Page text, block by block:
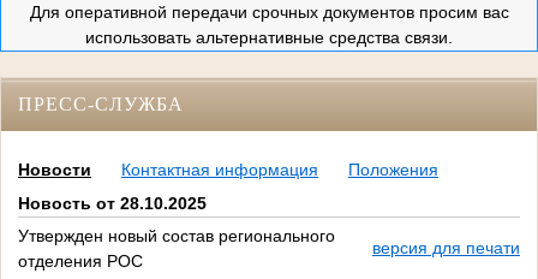
Для оперативной передачи срочных документов просим вас
использовать альтернативные средства связи.
ПРЕСС-СЛУЖБА
Новости Контактная информация
Положения
Новость от 28.10.2025
Утвержден новый состав регионального
отделения РОС
версия для печати